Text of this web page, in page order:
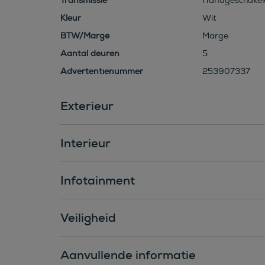
Kleur
Wit
BTW/Marge
Marge
Aantal deuren
5
Advertentienummer
253907337
Exterieur
Interieur
Infotainment
Veiligheid
Aanvullende informatie